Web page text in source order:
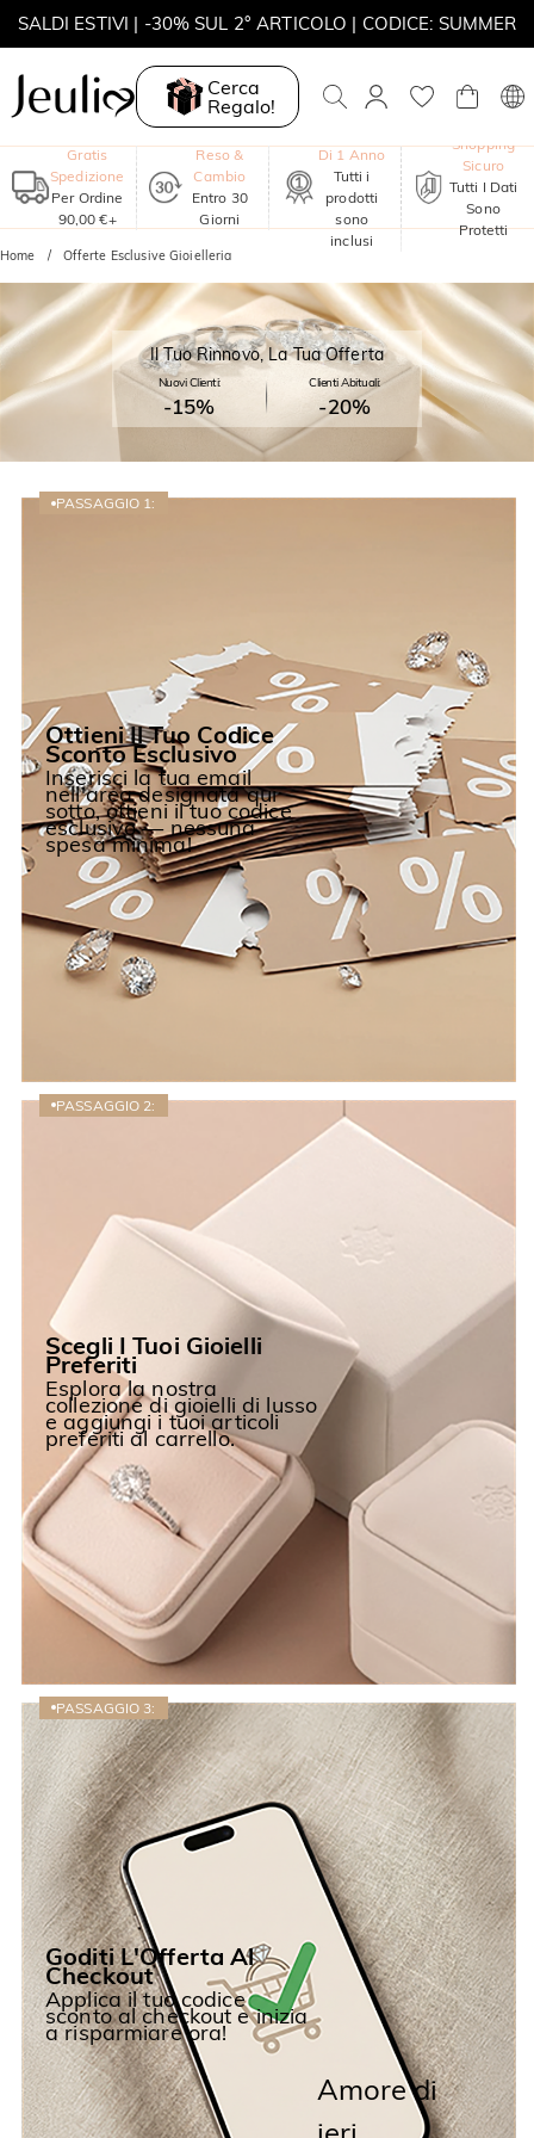
SALDI ESTIVI | -30% SUL 2° ARTICOLO | CODICE: SUMMER
MOVE MY WAY | ACQUISTA 3, COLLANA IN REGALO
Cerca
Regalo!
Gratis
Spedizione
Per Ordine
90,00 €+
Reso &
Cambio
Entro 30
Giorni
Di 1 Anno
Tutti i
prodotti
sono
inclusi
Shopping
Sicuro
Tutti I Dati
Sono
Protetti
Home Offerte Esclusive Gioielleria
Il Tuo Rinnovo, La Tua Offerta
Nuovi Clienti:
-15%
Clienti Abituali:
-20%
PASSAGGIO 1:
Ottieni Il Tuo Codice
Sconto Esclusivo
Inserisci la tua email
nell'area designata qui
sotto, ottieni il tuo codice
esclusivo — nessuna
spesa minima!
PASSAGGIO 2:
Scegli I Tuoi Gioielli
Preferiti
Esplora la nostra
collezione di gioielli di lusso
e aggiungi i tuoi articoli
preferiti al carrello.
PASSAGGIO 3:
Goditi L'Offerta Al
Checkout
Applica il tuo codice
sconto al checkout e inizia
a risparmiare ora!
Amore di